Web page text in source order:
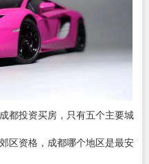
都投资买房，只有五个主要城
区资格，成都哪个地区是最安